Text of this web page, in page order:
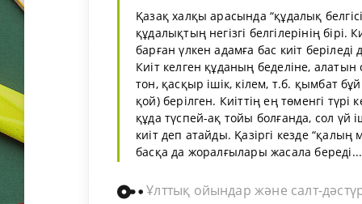
Қазақ халқы арасында “құдалық
құдалықтың негізгі белгілерінің
барған үлкен адамға бас киіт беріледі
Киіт келген құданың беделіне,
тон, қасқыр ішік, кілем, т.б. қымбат
қой) берілген. Киіттің ең төменгі
құда түспей-ақ тойы болғанда, сол үй
киіт деп атайды. Қазіргі кезде “қалың
басқа да жоралғылары жасала
Ұлттық ойындар және салт-